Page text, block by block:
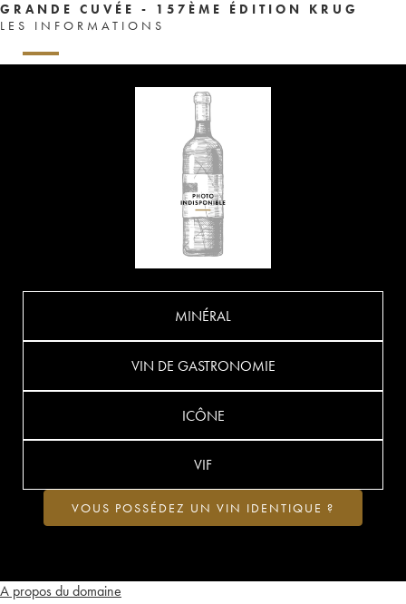
GRANDE CUVÉE - 157ÈME ÉDITION KRUG
LES INFORMATIONS
A propos du domaine
MINÉRAL
VIN DE GASTRONOMIE
ICÔNE
VIF
VOUS POSSÉDEZ UN VIN IDENTIQUE ?